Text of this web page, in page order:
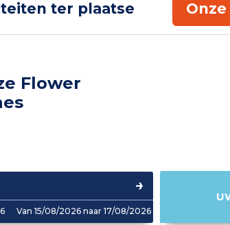
ter plaatse
Flower
Van 15/08/2026 naar 17/08/2026